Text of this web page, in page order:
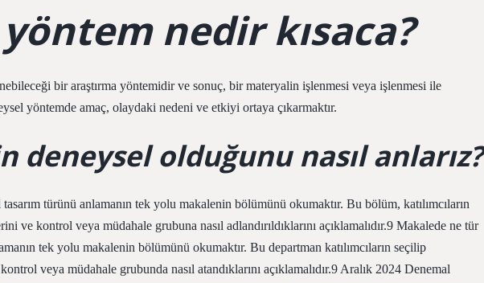
nedir kısaca?
bir araştırma yöntemidir ve sonuç, bir materyalin işlenmesi veya işlenmesi ile
yöntemde amaç, olaydaki nedeni ve etkiyi ortaya çıkarmaktır.
deneysel olduğunu nasıl anlarız?
türünü anlamanın tek yolu makalenin bölümünü okumaktır. Bu bölüm, katılımcıların
ve kontrol veya müdahale grubuna nasıl adlandırıldıklarını açıklamalıdır.9 Makalede ne tür
tek yolu makalenin bölümünü okumaktır. Bu departman katılımcıların seçilip
veya müdahale grubunda nasıl atandıklarını açıklamalıdır.9 Aralık 2024 Denemal